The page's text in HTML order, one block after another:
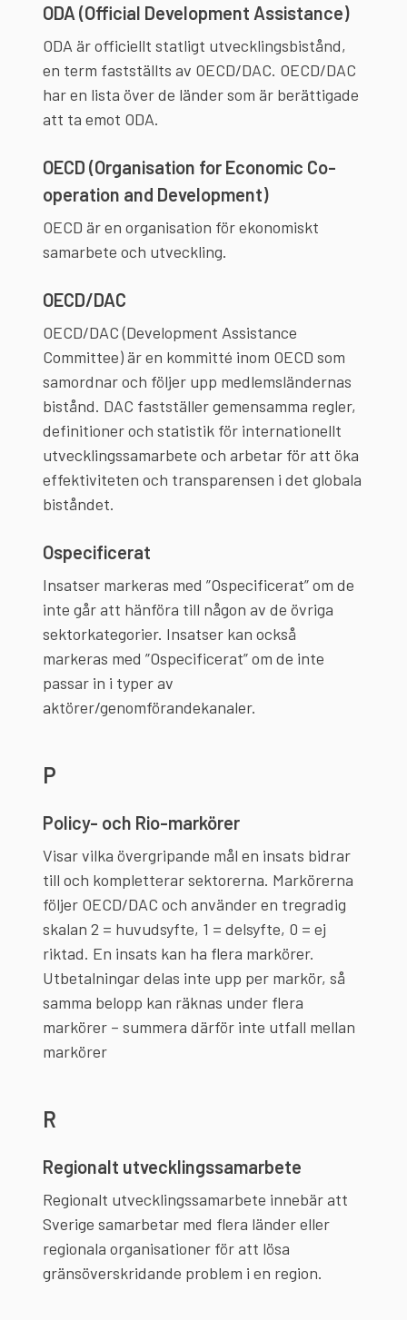
ODA (Official Development Assistance)
ODA är officiellt statligt utvecklingsbistånd,
en term fastställts av OECD/DAC. OECD/DAC
har en lista över de länder som är berättigade
att ta emot ODA.
OECD (Organisation for Economic Co-
operation and Development)
OECD är en organisation för ekonomiskt
samarbete och utveckling.
OECD/DAC
OECD/DAC (Development Assistance
Committee) är en kommitté inom OECD som
samordnar och följer upp medlemsländernas
bistånd. DAC fastställer gemensamma regler,
definitioner och statistik för internationellt
utvecklingssamarbete och arbetar för att öka
effektiviteten och transparensen i det globala
biståndet.
Ospecificerat
Insatser markeras med ”Ospecificerat” om de
inte går att hänföra till någon av de övriga
sektorkategorier. Insatser kan också
markeras med ”Ospecificerat” om de inte
passar in i typer av
aktörer/genomförandekanaler.
P
Policy- och Rio-markörer
Visar vilka övergripande mål en insats bidrar
till och kompletterar sektorerna. Markörerna
följer OECD/DAC och använder en tregradig
skalan 2 = huvudsyfte, 1 = delsyfte, 0 = ej
riktad. En insats kan ha flera markörer.
Utbetalningar delas inte upp per markör, så
samma belopp kan räknas under flera
markörer – summera därför inte utfall mellan
markörer
R
Regionalt utvecklingssamarbete
Regionalt utvecklingssamarbete innebär att
Sverige samarbetar med flera länder eller
regionala organisationer för att lösa
gränsöverskridande problem i en region.